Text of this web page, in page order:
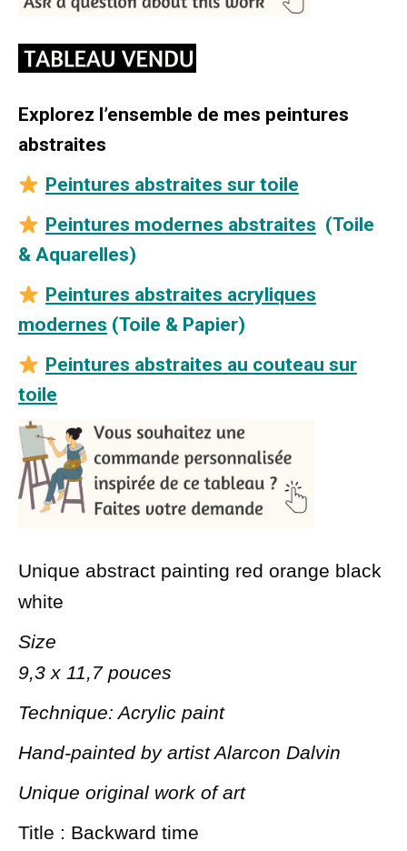
Explorez l’ensemble de mes peintures
abstraites
Peintures abstraites sur toile
Peintures modernes abstraites (Toile
& Aquarelles)
Peintures abstraites acryliques
modernes (Toile & Papier)
Peintures abstraites au couteau sur
toile
Unique abstract painting red orange black
white
Size
9,3 x 11,7 pouces
Technique: Acrylic paint
Hand-painted by artist Alarcon Dalvin
Unique original work of art
Title : Backward time